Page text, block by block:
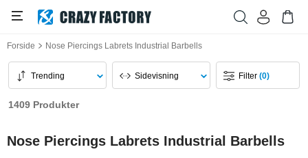
Forside Nose Piercings Labrets Industrial Barbells
Trending Sidevisning Filter(0)
1409 Produkter
Nose Piercings Labrets Industrial Barbells